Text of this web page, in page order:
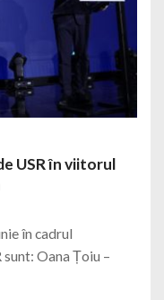
USR în viitorul
în cadrul
Oana Țoiu –